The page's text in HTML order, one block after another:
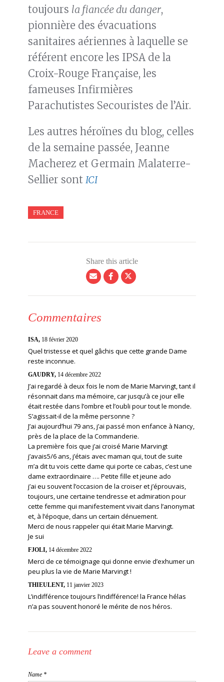
toujours la fiancée du danger,
pionnière des évacuations
sanitaires aériennes à laquelle se
référent encore les IPSA de la
Croix-Rouge Française, les
fameuses Infirmières
Parachutistes Secouristes de l’Air.
Les autres héroïnes du blog, celles
de la semaine passée, Jeanne
Macherez et Germain Malaterre-
Sellier sont ICI
FRANCE
Share this article
Commentaires
ISA, 18 février 2020
Quel tristesse et quel gâchis que cette grande Dame
reste inconnue.
GAUDRY, 14 décembre 2022
J’ai regardé à deux fois le nom de Marie Marvingt, tant il
résonnait dans ma mémoire, car jusqu’à ce jour elle
était restée dans l’ombre et l’oubli pour tout le monde.
S’agissait-il de la même personne ?
J’ai aujourd’hui 79 ans, j’ai passé mon enfance à Nancy,
près de la place de la Commanderie.
La première fois que j’ai croisé Marie Marvingt
j’avais5/6 ans, j’étais avec maman qui, tout de suite
m’a dit tu vois cette dame qui porte ce cabas, c’est une
dame extraordinaire …. Petite fille et jeune ado
j’ai eu souvent l’occasion de la croiser et j’éprouvais,
toujours, une certaine tendresse et admiration pour
cette femme qui manifestement vivait dans l’anonymat
et, à l’époque, dans un certain dénuement.
Merci de nous rappeler qui était Marie Marvingt.
Je sui
FJOLI, 14 décembre 2022
Merci de ce témoignage qui donne envie d’exhumer un
peu plus la vie de Marie Marvingt !
THIEULENT, 11 janvier 2023
L’indifférence toujours l’indifférence! la France hélas
n’a pas souvent honoré le mérite de nos héros.
Leave a comment
Name *